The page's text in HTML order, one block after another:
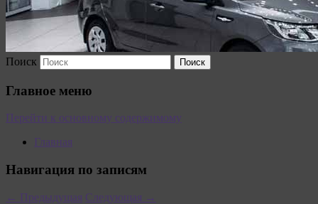
Поиск
Главное меню
Перейти к основному содержимому
Главная
Навигация по записям
← Предыдущая Следующая →